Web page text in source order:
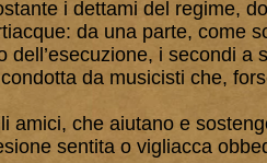
i dettami del regime,
da una parte, come
dell’esecuzione, i secondi a
da musicisti che,
amici, che aiutano e
sentita o vigliacca